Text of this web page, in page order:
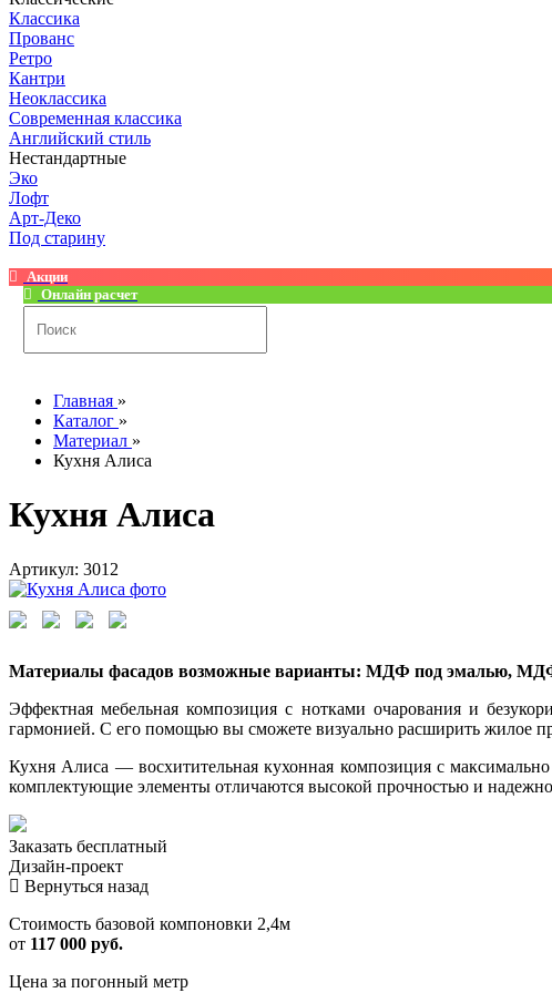
Классика
Прованс
Ретро
Кантри
Неоклассика
Современная классика
Английский стиль
Нестандартные
Эко
Лофт
Арт-Деко
Под старину
Акции
Онлайн расчет
Главная »
Каталог »
Материал »
Кухня Алиса
Кухня Алиса
Артикул: 3012
Материалы фасадов возможные варианты: МДФ под эмалью,
Эффектная мебельная композиция с нотками очарования и
гармонией. С его помощью вы сможете визуально расширить жилое
Кухня Алиса — восхитительная кухонная композиция с
комплектующие элементы отличаются высокой прочностью и
Заказать бесплатный
Дизайн-проект
Вернуться назад
Стоимость базовой компоновки 2,4м
от 117 000 руб.
Цена за погонный метр